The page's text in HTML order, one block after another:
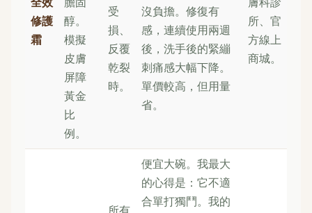
修護
霜
醇。
模擬
皮膚
屏障
黃金
比
例。
受
損、
反覆
乾裂
時。
沒負擔。修復有
感，連續使用兩週
後，洗手後的緊繃
刺痛感大幅下降。
單價較高，但用量
省。
所、官
方線上
商城。
便宜大碗。我最大
的心得是：它不適
合單打獨鬥。我的